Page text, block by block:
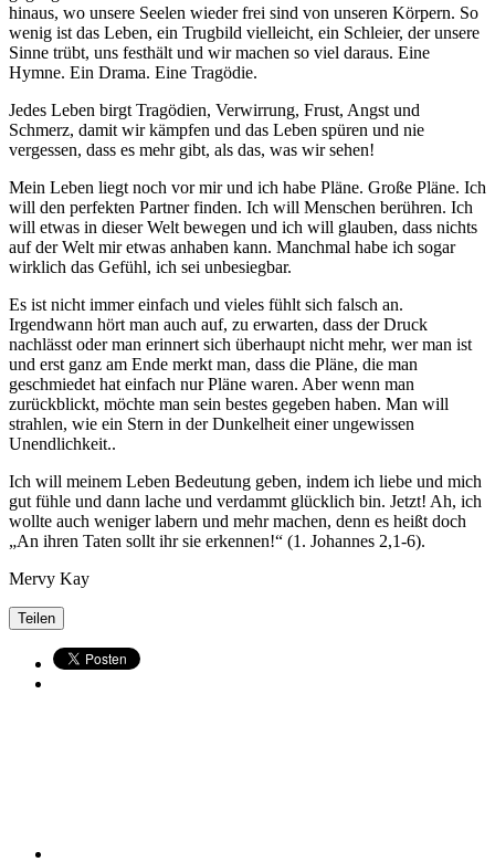
hinaus, wo unsere Seelen wieder frei sind von unseren Körpern. So
wenig ist das Leben, ein Trugbild vielleicht, ein Schleier, der unsere
Sinne trübt, uns festhält und wir machen so viel daraus. Eine
Hymne. Ein Drama. Eine Tragödie.
Jedes Leben birgt Tragödien, Verwirrung, Frust, Angst und
Schmerz, damit wir kämpfen und das Leben spüren und nie
vergessen, dass es mehr gibt, als das, was wir sehen!
Mein Leben liegt noch vor mir und ich habe Pläne. Große Pläne. Ich
will den perfekten Partner finden. Ich will Menschen berühren. Ich
will etwas in dieser Welt bewegen und ich will glauben, dass nichts
auf der Welt mir etwas anhaben kann. Manchmal habe ich sogar
wirklich das Gefühl, ich sei unbesiegbar.
Es ist nicht immer einfach und vieles fühlt sich falsch an.
Irgendwann hört man auch auf, zu erwarten, dass der Druck
nachlässt oder man erinnert sich überhaupt nicht mehr, wer man ist
und erst ganz am Ende merkt man, dass die Pläne, die man
geschmiedet hat einfach nur Pläne waren. Aber wenn man
zurückblickt, möchte man sein bestes gegeben haben. Man will
strahlen, wie ein Stern in der Dunkelheit einer ungewissen
Unendlichkeit..
Ich will meinem Leben Bedeutung geben, indem ich liebe und mich
gut fühle und dann lache und verdammt glücklich bin. Jetzt! Ah, ich
wollte auch weniger labern und mehr machen, denn es heißt doch
„An ihren Taten sollt ihr sie erkennen!“ (1. Johannes 2,1-6).
Mervy Kay
Teilen